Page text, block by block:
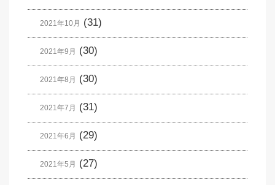
2021年10月 (31)
2021年9月 (30)
2021年8月 (30)
2021年7月 (31)
2021年6月 (29)
2021年5月 (27)